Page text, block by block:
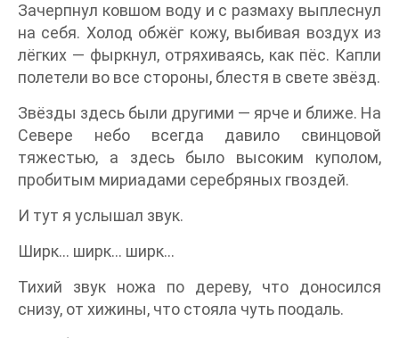
Зачерпнул ковшом воду и с размаху выплеснул
на себя. Холод обжёг кожу, выбивая воздух из
лёгких — фыркнул, отряхиваясь, как пёс. Капли
полетели во все стороны, блестя в свете звёзд.
Звёзды здесь были другими — ярче и ближе. На
Севере небо всегда давило свинцовой
тяжестью, а здесь было высоким куполом,
пробитым мириадами серебряных гвоздей.
И тут я услышал звук.
Ширк… ширк… ширк…
Тихий звук ножа по дереву, что доносился
снизу, от хижины, что стояла чуть поодаль.